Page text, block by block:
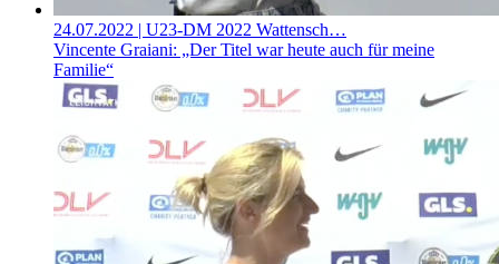
24.07.2022 | U23-DM 2022 Wattensch…
Vincente Graiani: „Der Titel war heute auch für meine
Familie“